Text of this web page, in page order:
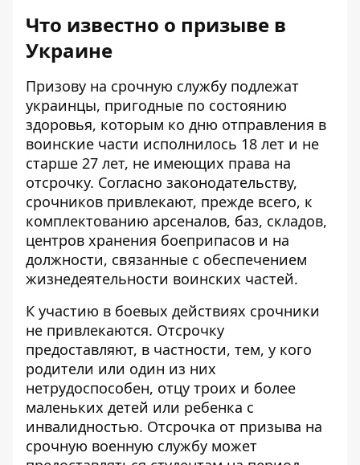
Что известно о призыве в
Украине
Призову на срочную службу подлежат
украинцы, пригодные по состоянию
здоровья, которым ко дню отправления в
воинские части исполнилось 18 лет и не
старше 27 лет, не имеющих права на
отсрочку. Согласно законодательству,
срочников привлекают, прежде всего, к
комплектованию арсеналов, баз, складов,
центров хранения боеприпасов и на
должности, связанные с обеспечением
жизнедеятельности воинских частей.
К участию в боевых действиях срочники
не привлекаются. Отсрочку
предоставляют, в частности, тем, у кого
родители или один из них
нетрудоспособен, отцу троих и более
маленьких детей или ребенка с
инвалидностью. Отсрочка от призыва на
срочную военную службу может